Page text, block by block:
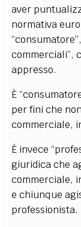
aver
normativa
commerciali”,
appresso.
È
per fini che
commerciale,
È invece
giuridica che
commerciale,
e chiunque
professionista.